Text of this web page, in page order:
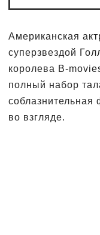
Американская
суперзвездой
королева B-
полный набор
соблазнительная
во взгляде.